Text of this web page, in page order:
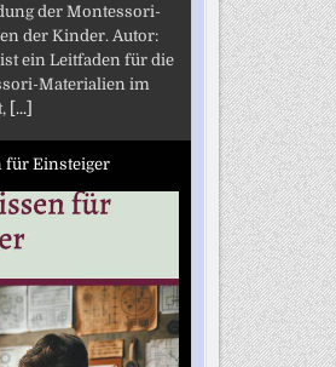
der Montessori-
der Kinder. Autor:
ein Leitfaden für die
Materialien im
[...]
für Einsteiger